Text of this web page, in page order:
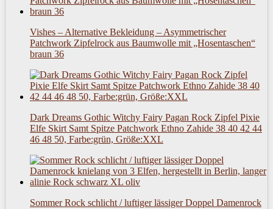
Vishes – Alternative Bekleidung – Asymmetrischer
Patchwork Zipfelrock aus Baumwolle mit „Hosentaschen“
braun 36
Dark Dreams Gothic Witchy Fairy Pagan Rock Zipfel Pixie
Elfe Skirt Samt Spitze Patchwork Ethno Zahide 38 40 42 44
46 48 50, Farbe:grün, Größe:XXL
Sommer Rock schlicht / luftiger lässiger Doppel Damenrock